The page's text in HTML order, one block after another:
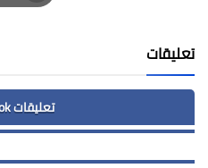
تعليقات
تعليقات Facebook